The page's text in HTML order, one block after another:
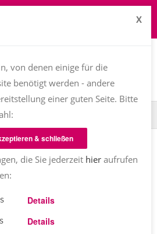
Magazin
Kinderbuch
von Corinna Wieja
X
von denen einige für die
benötigt werden - andere
einer guten Seite. Bitte
& schließen
die Sie jederzeit hieraufrufen
Details
Details